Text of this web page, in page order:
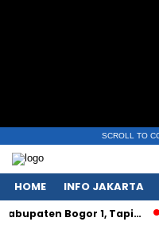
SCROLL TO
HOME INFO JAKARTA
Bogor 1, Tapi…